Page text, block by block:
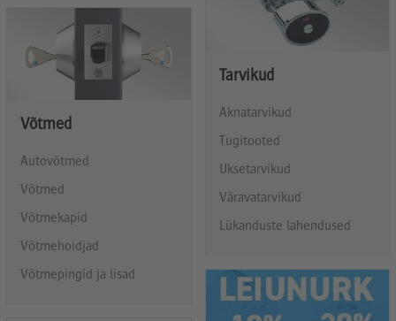
Võtmed
Autovõtmed
Võtmed
Võtmekapid
Võtmehoidjad
Võtmepingid ja lisad
Tarvikud
Aknatarvikud
Tugitooted
Uksetarvikud
Väravatarvikud
Lükanduste lahendused